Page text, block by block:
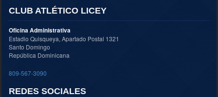
CLUB ATLÉTICO LICEY
Oficina Administrativa
Estadio Quisqueya, Apartado Postal 1321
Santo Domingo
República Dominicana
809-567-3090
REDES SOCIALES